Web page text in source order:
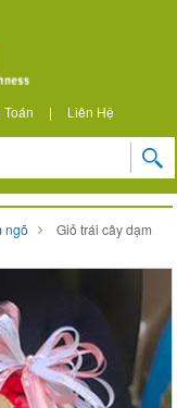
| Liên Hệ
ngõ
Giỏ trái cây dạm